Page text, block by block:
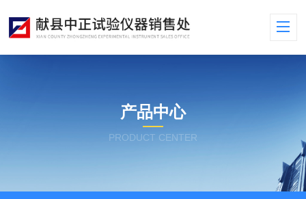
产品中心
PRODUCT CENTER